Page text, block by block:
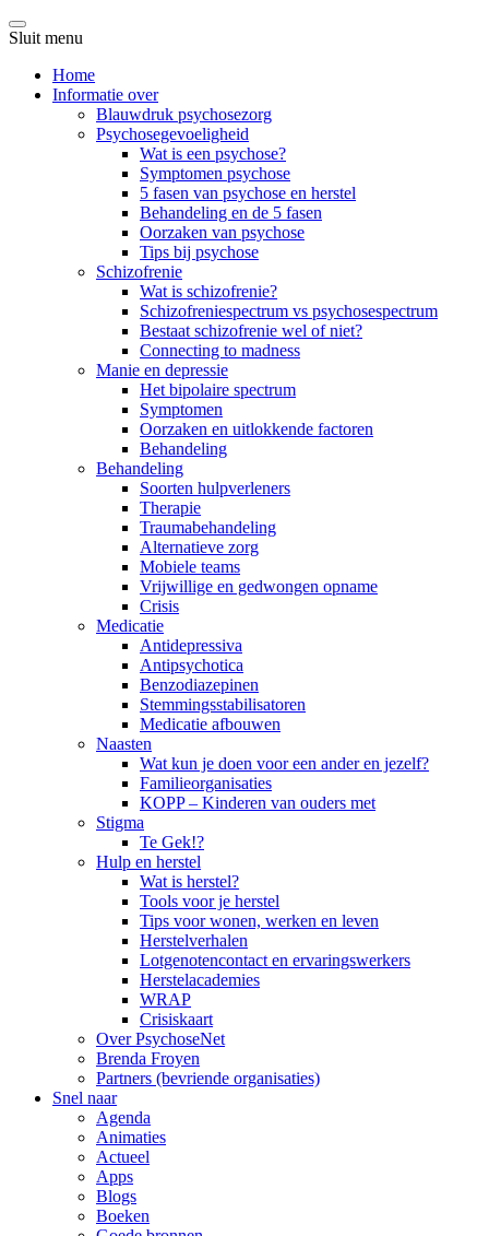
Sluit menu
Home
Informatie over
Blauwdruk psychosezorg
Psychosegevoeligheid
Wat is een psychose?
Symptomen psychose
5 fasen van psychose en herstel
Behandeling en de 5 fasen
Oorzaken van psychose
Tips bij psychose
Schizofrenie
Wat is schizofrenie?
Schizofreniespectrum vs psychosespectrum
Bestaat schizofrenie wel of niet?
Connecting to madness
Manie en depressie
Het bipolaire spectrum
Symptomen
Oorzaken en uitlokkende factoren
Behandeling
Behandeling
Soorten hulpverleners
Therapie
Traumabehandeling
Alternatieve zorg
Mobiele teams
Vrijwillige en gedwongen opname
Crisis
Medicatie
Antidepressiva
Antipsychotica
Benzodiazepinen
Stemmingsstabilisatoren
Medicatie afbouwen
Naasten
Wat kun je doen voor een ander en jezelf?
Familieorganisaties
KOPP – Kinderen van ouders met
Stigma
Te Gek!?
Hulp en herstel
Wat is herstel?
Tools voor je herstel
Tips voor wonen, werken en leven
Herstelverhalen
Lotgenotencontact en ervaringswerkers
Herstelacademies
WRAP
Crisiskaart
Over PsychoseNet
Brenda Froyen
Partners (bevriende organisaties)
Snel naar
Agenda
Animaties
Actueel
Apps
Blogs
Boeken